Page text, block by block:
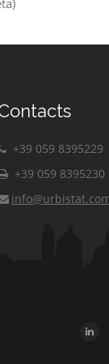
+39 059 8395229
+39 059 8395230